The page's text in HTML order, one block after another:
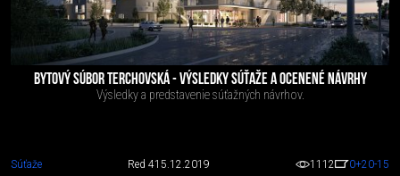
BYTOVÝ SÚBOR TERCHOVSKÁ - VÝSLEDKY SÚŤAŽE A OCENENÉ NÁVRHY
Výsledky a predstavenie súťažných návrhov.
Súťaže Red 415.12.2019 1112 0+20-15